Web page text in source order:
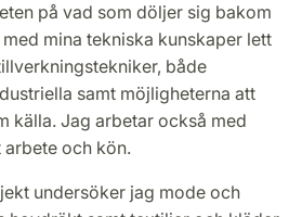
på vad som döljer sig bakom
mina tekniska kunskaper lett
både
samt möjligheterna att
källa. Jag arbetar också med
och kön.
undersöker jag mode och